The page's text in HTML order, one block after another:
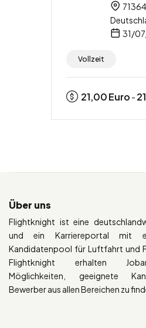
31/
Vollzeit
21,00Euro -
Über uns
Flightknight ist eine
und ein Karriereportal mit
Kandidatenpool für Luftfahrt und
Flightknight erhalten
Möglichkeiten, geeignete
Bewerber aus allen Bereichen zu